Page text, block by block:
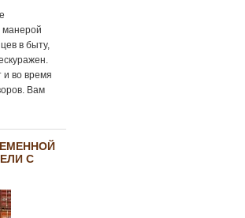
манерой
в быту,
и во время
Вам
С